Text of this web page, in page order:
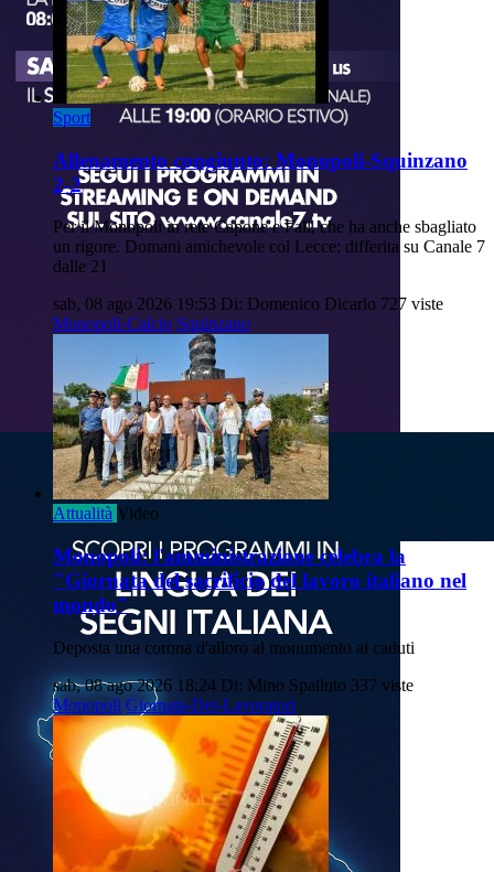
Sport
Allenamento congiunto: Monopoli-Squinzano
2-2
Per il Monopoli in rete Capone e Fall, che ha anche sbagliato
un rigore. Domani amichevole col Lecce: differita su Canale 7
dalle 21
sab, 08 ago 2026 19:53 Di: Domenico Dicarlo 727 viste
Monopoli-Calcio Squinzano
Attualità Video
Monopoli: l'amministrazione celebra la
"Giornata del sacrificio del lavoro italiano nel
mondo"
Deposta una corona d'alloro al monumento ai caduti
sab, 08 ago 2026 18:24 Di: Mino Spalluto 337 viste
Monopoli Giornata-Dei-Lavoratori